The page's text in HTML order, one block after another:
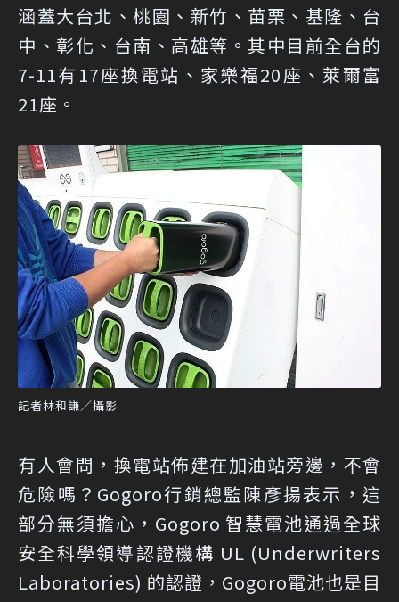
涵蓋大台北、桃園、新竹、苗栗、基隆、台
中、彰化、台南、高雄等。其中目前全台的
7-11有17座換電站、家樂福20座、萊爾富
21座。
記者林和謙／攝影
有人會問，換電站佈建在加油站旁邊，不會
危險嗎？Gogoro行銷總監陳彥揚表示，這
部分無須擔心，Gogoro 智慧電池通過全球
安全科學領導認證機構 UL (Underwriters
Laboratories) 的認證，Gogoro電池也是目